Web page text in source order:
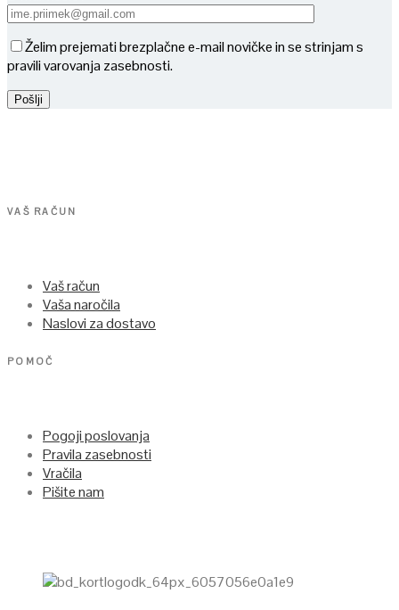
Želim prejemati brezplačne e-mail novičke in se strinjam s
pravili varovanja zasebnosti.
VAŠ RAČUN
Vaš račun
Vaša naročila
Naslovi za dostavo
POMOČ
Pogoji poslovanja
Pravila zasebnosti
Vračila
Pišite nam